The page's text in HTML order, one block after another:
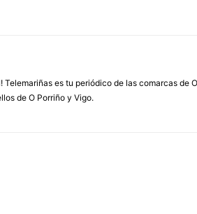
Telemariñas es tu periódico de las comarcas de
de O Porriño y Vigo.